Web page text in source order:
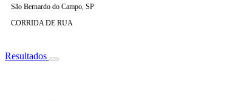
São Bernardo do Campo, SP
CORRIDA DE RUA
Resultados